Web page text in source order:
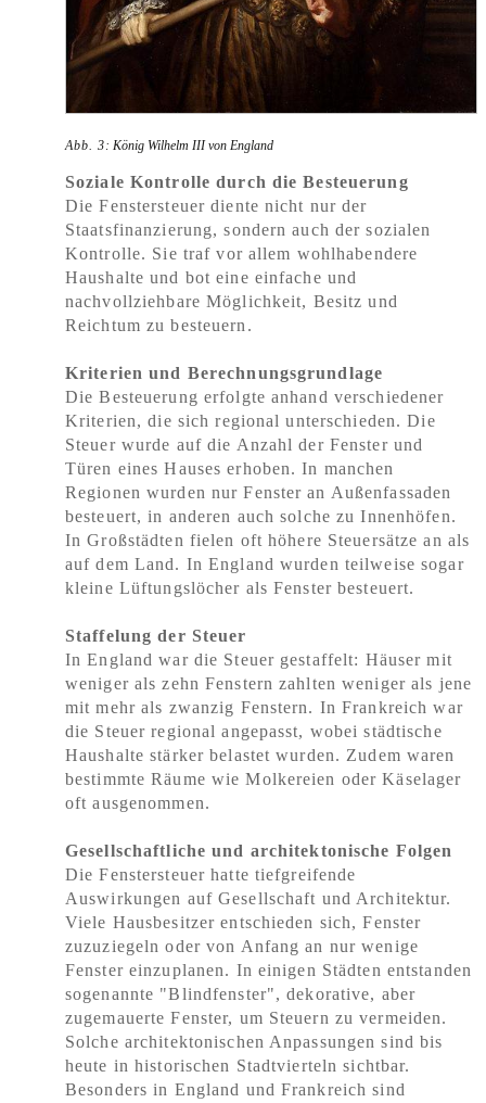
Abb. 3: König Wilhelm III von England
Soziale Kontrolle durch die Besteuerung
Die Fenstersteuer diente nicht nur der
Staatsfinanzierung, sondern auch der sozialen
Kontrolle. Sie traf vor allem wohlhabendere
Haushalte und bot eine einfache und
nachvollziehbare Möglichkeit, Besitz und
Reichtum zu besteuern.
Kriterien und Berechnungsgrundlage
Die Besteuerung erfolgte anhand verschiedener
Kriterien, die sich regional unterschieden. Die
Steuer wurde auf die Anzahl der Fenster und
Türen eines Hauses erhoben. In manchen
Regionen wurden nur Fenster an Außenfassaden
besteuert, in anderen auch solche zu Innenhöfen.
In Großstädten fielen oft höhere Steuersätze an als
auf dem Land. In England wurden teilweise sogar
kleine Lüftungslöcher als Fenster besteuert.
Staffelung der Steuer
In England war die Steuer gestaffelt: Häuser mit
weniger als zehn Fenstern zahlten weniger als jene
mit mehr als zwanzig Fenstern. In Frankreich war
die Steuer regional angepasst, wobei städtische
Haushalte stärker belastet wurden. Zudem waren
bestimmte Räume wie Molkereien oder Käselager
oft ausgenommen.
Gesellschaftliche und architektonische Folgen
Die Fenstersteuer hatte tiefgreifende
Auswirkungen auf Gesellschaft und Architektur.
Viele Hausbesitzer entschieden sich, Fenster
zuzuziegeln oder von Anfang an nur wenige
Fenster einzuplanen. In einigen Städten entstanden
sogenannte "Blindfenster", dekorative, aber
zugemauerte Fenster, um Steuern zu vermeiden.
Solche architektonischen Anpassungen sind bis
heute in historischen Stadtvierteln sichtbar.
Besonders in England und Frankreich sind